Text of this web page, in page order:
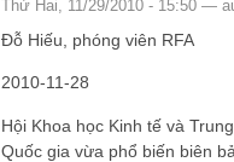
Thứ Hai, 11/29/2010 - 15:50 —
Đỗ Hiếu, phóng viên RFA
2010-11-28
Hội Khoa học Kinh tế và
Quốc gia vừa phổ biến biên